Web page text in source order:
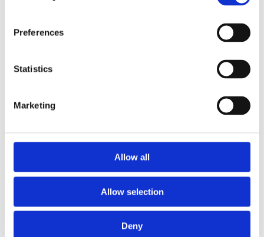
Preferences
Statistics
Marketing
Allow all
Allow selection
Deny
začít vychutnávat.